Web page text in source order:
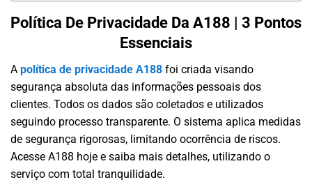
Política De Privacidade Da A188 | 3 Pontos
Essenciais
A política de privacidade A188 foi criada visando
segurança absoluta das informações pessoais dos
clientes. Todos os dados são coletados e utilizados
seguindo processo transparente. O sistema aplica medidas
de segurança rigorosas, limitando ocorrência de riscos.
Acesse A188 hoje e saiba mais detalhes, utilizando o
serviço com total tranquilidade.